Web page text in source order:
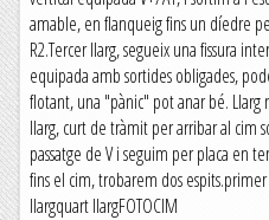
amable, en flanqueig fins un díedre
R2.Tercer llarg, segueix una fissura
equipada amb sortides obligades,
flotant, una "pànic" pot anar bé.
llarg, curt de tràmit per arribar al cim
passatge de V i seguim per placa en
fins el cim, trobarem dos
llargquart llargFOTOCIM